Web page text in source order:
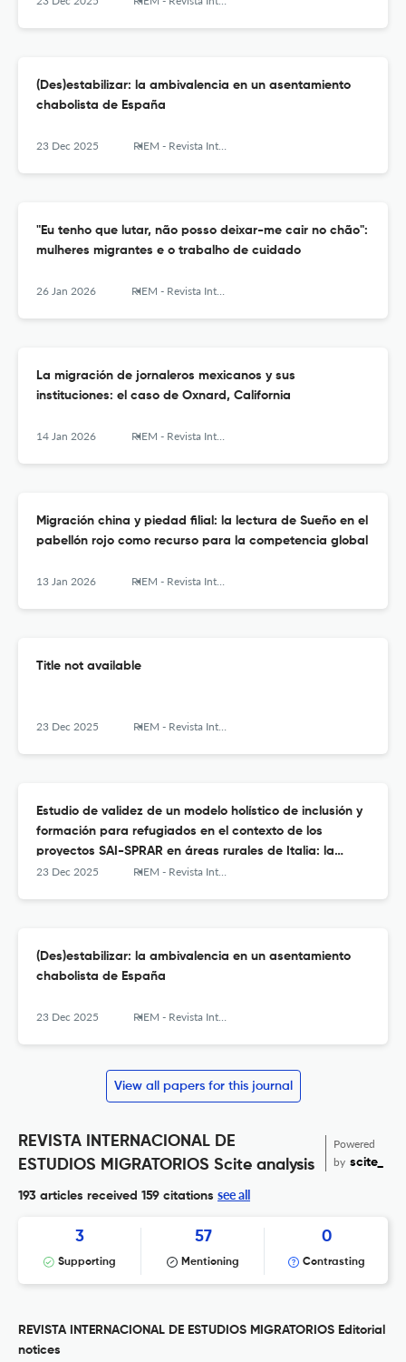
(Des)estabilizar: la ambivalencia en un asentamiento
chabolista de España
23 Dec 2025 RIEM - Revista Internacional de Estudios Migratorios
"Eu tenho que lutar, não posso deixar-me cair no chão":
mulheres migrantes e o trabalho de cuidado
26 Jan 2026 RIEM - Revista Internacional de Estudios Migratorios
La migración de jornaleros mexicanos y sus
instituciones: el caso de Oxnard, California
14 Jan 2026 RIEM - Revista Internacional de Estudios Migratorios
Migración china y piedad filial: la lectura de Sueño en el
pabellón rojo como recurso para la competencia global
13 Jan 2026 RIEM - Revista Internacional de Estudios Migratorios
Title not available
23 Dec 2025 RIEM - Revista Internacional de Estudios Migratorios
Estudio de validez de un modelo holístico de inclusión y
formación para refugiados en el contexto de los
proyectos SAI-SPRAR en áreas rurales de Italia: la
perspectiva de expertos
23 Dec 2025 RIEM - Revista Internacional de Estudios Migratorios
(Des)estabilizar: la ambivalencia en un asentamiento
chabolista de España
23 Dec 2025 RIEM - Revista Internacional de Estudios Migratorios
View all papers for this journal
REVISTA INTERNACIONAL DE
ESTUDIOS MIGRATORIOS Scite analysis
Powered
by scite_
193 articles received 159 citations see all
3
Supporting
57
Mentioning
0
Contrasting
REVISTA INTERNACIONAL DE ESTUDIOS MIGRATORIOS Editorial
notices